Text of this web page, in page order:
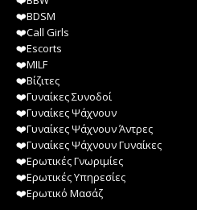
❤️️BDSM
❤️️Call Girls
❤️️Escorts
❤️️MILF
❤️️Βίζιτες
❤️️Γυναίκες Συνοδοί
❤️️Γυναίκες Ψάχνουν
❤️️Γυναίκες Ψάχνουν Άντρες
❤️️Γυναίκες Ψάχνουν Γυναίκες
❤️️Ερωτικές Γνωριμίες
❤️️Ερωτικές Υπηρεσίες
❤️️Ερωτικό Μασάζ